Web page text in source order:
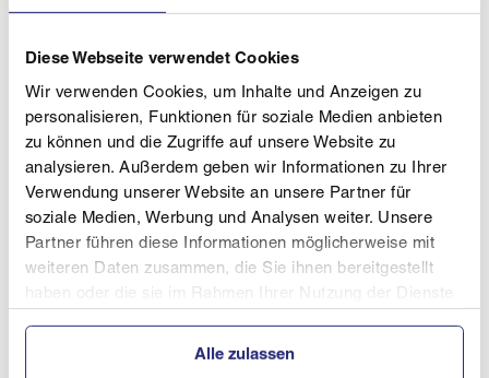
Diese Webseite verwendet Cookies
Wir verwenden Cookies, um Inhalte und Anzeigen zu
personalisieren, Funktionen für soziale Medien anbieten
zu können und die Zugriffe auf unsere Website zu
analysieren. Außerdem geben wir Informationen zu Ihrer
Verwendung unserer Website an unsere Partner für
soziale Medien, Werbung und Analysen weiter. Unsere
Partner führen diese Informationen möglicherweise mit
weiteren Daten zusammen, die Sie ihnen bereitgestellt
Alle zulassen
CHKR- Checkliste 20230124.1.pdf
LSVOÖ KR Tagung 20.11.2024
LSVOÖ KR Tagung 2023 11
22_Präsentation.pdf
Eignungskriterien LSVOÖ Übungsleiter
ALPIN.pdf
Ausschreibung Übungsleiter- ausgebucht!!!
Terminplan Lehrwesen 2026.27
Pistenhilfe Eröffnung und Pistenhilfe neu